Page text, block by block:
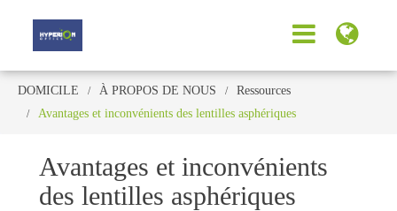
DOMICILE À PROPOS DE NOUS
Ressources
Avantages et inconvénients des lentilles asphériques
Avantages et inconvénients
des lentilles asphériques